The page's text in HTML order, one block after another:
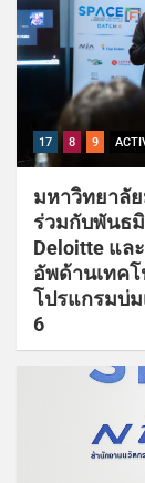
17 8 9
มหาวิทยาลั
ร่วมกับพันธมิ
Deloitte แล
อัพด้านเทค
โปรแกรมบ่ม
6